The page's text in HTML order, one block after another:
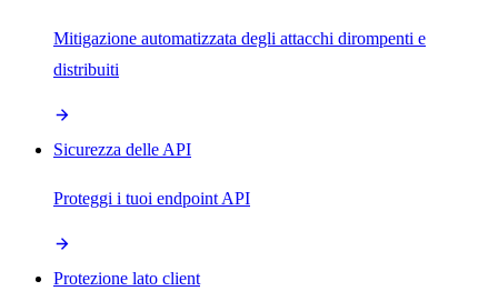
Mitigazione automatizzata degli attacchi dirompenti e
distribuiti
Sicurezza delle API
Proteggi i tuoi endpoint API
Protezione lato client